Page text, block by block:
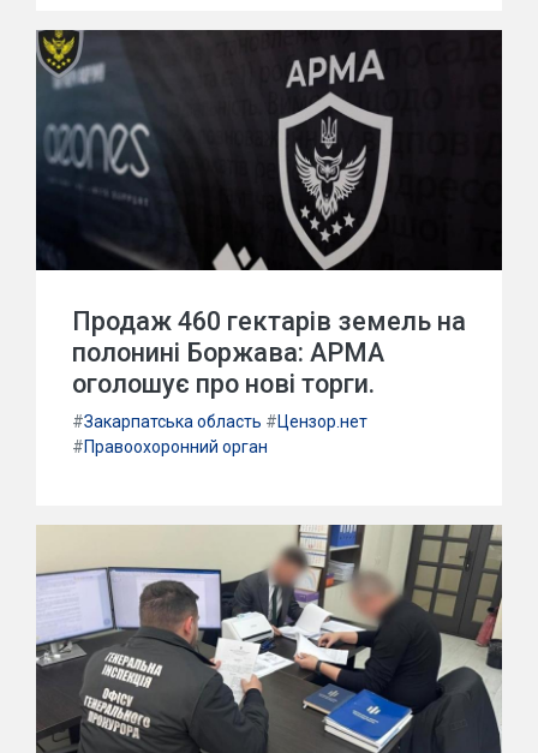
Продаж 460 гектарів земель на
полонині Боржава: АРМА
оголошує про нові торги.
#Закарпатська область #Цензор.нет
#Правоохоронний орган